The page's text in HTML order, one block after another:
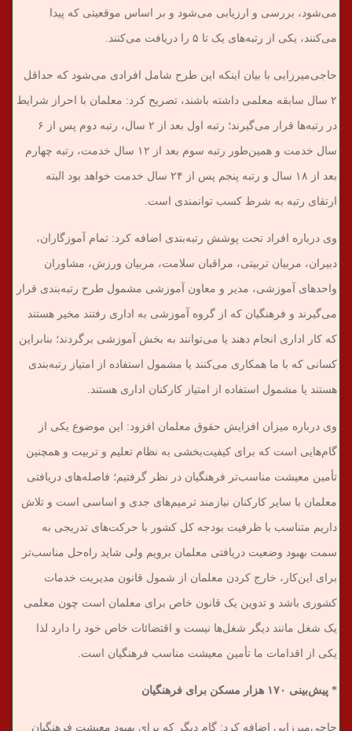
می‌شود، بررسی و ارزیابی می‌شود و بر اساس موقعیتی که پیدا
می‌کنند، یکی از رتبه‌های یک تا ۵ را دریافت می‌کنند.
حاجی‌میرزایی با بیان اینکه این طرح شامل افرادی می‌شود که حداقل
۲ سال سابقه معلمی داشته باشند، تصریح کرد: معلمان با احراز شرایط
در رتبه‌‌ها قرار می‌گیرند؛ رتبه اول بعد از ۲ سال، رتبه دوم پس از ۶
سال خدمت و همین‌طور رتبه سوم بعد از ۱۲ سال خدمت، رتبه چهارم
بعد از ۱۸ سال و رتبه پنجم پس از ۲۴ سال خدمت خواهد بود البته
ارتقای رتبه به شرط کسب توانمندی است.
وی درباره افراد تحت پوشش رتبه‌بندی اضافه کرد: تمام آموزگاران،
دبیران، مربیان تربیتی، مراقبان سلامت، مربیان ورزش، مشاوران
واحد‌های آموزشی، مدیر و معاون آموزشی مشمول طرح رتبه‌بندی قرار
می‌گیرند‌ و فرهنگیان که از گروه آموزشی به اداری رفتند مخیر هستند
که کار اداری انجام دهند یا می‌توانند به بخش آموزشی برگردند؛ بنابراین
کسانی که با ما همکاری می‌کنند یا مشمول استفاده از امتیاز رتبه‌بندی
هستند یا مشمول استفاده از امتیاز کارکنان اداری هستند.
وی درباره میزان افزایش حقوق معلمان افزود: این موضوع یکی از
گام‌هایی است که برای کیفیت‌بخشی به نظام تعلیم و تربیت و همچنین
تأمین معیشت مناسب‌تر فرهنگیان در نظر گرفتیم؛ فاصله‌های دریافتی
معلمان با سایر کارکنان نیازمند ترمیم‌های جدی و اساسی است و تلاش
داریم متناسب با ظرفیت‌ بودجه کل کشور با حرکت‌های تدریجی به
سمت بهبود وضعیت دریافتی معلمان برویم ولی شاید راه‌حل مناسب‌تر
برای این‌کار، خارج کردن معلمان از شمول قانون مدیریت خدمات
کشوری باشد و تدوین یک قانون خاص برای معلمان است چون معلمی
یک شغل مانند دیگر شغل‌ها نیست و اقتضائات خاص خود را دارد لذا
یکی از اقدامات ما تأمین معیشت مناسب فرهنگیان است.
* پیش‌بینی ۱۷۰ هزار مسکن برای فرهنگیان
حاجی‌میرزایی اضافه کرد: گام دیگر که برای بهبود معیشت فرهنگیان